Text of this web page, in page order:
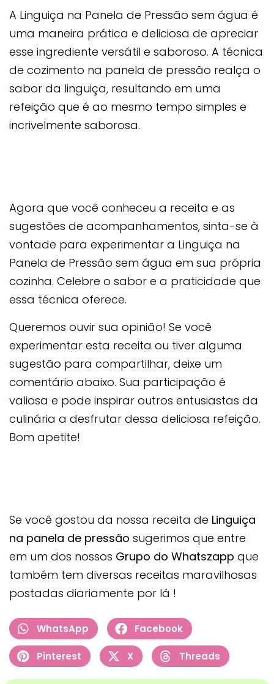
A Linguiça na Panela de Pressão sem água é
uma maneira prática e deliciosa de apreciar
esse ingrediente versátil e saboroso. A técnica
de cozimento na panela de pressão realça o
sabor da linguiça, resultando em uma
refeição que é ao mesmo tempo simples e
incrivelmente saborosa.
Agora que você conheceu a receita e as
sugestões de acompanhamentos, sinta-se à
vontade para experimentar a Linguiça na
Panela de Pressão sem água em sua própria
cozinha. Celebre o sabor e a praticidade que
essa técnica oferece.
Queremos ouvir sua opinião! Se você
experimentar esta receita ou tiver alguma
sugestão para compartilhar, deixe um
comentário abaixo. Sua participação é
valiosa e pode inspirar outros entusiastas da
culinária a desfrutar dessa deliciosa refeição.
Bom apetite!
Se você gostou da nossa receita de Linguiça
na panela de pressão sugerimos que entre
em um dos nossos Grupo do Whatszapp que
também tem diversas receitas maravilhosas
postadas diariamente por lá !
WhatsApp Facebook
Pinterest X Threads